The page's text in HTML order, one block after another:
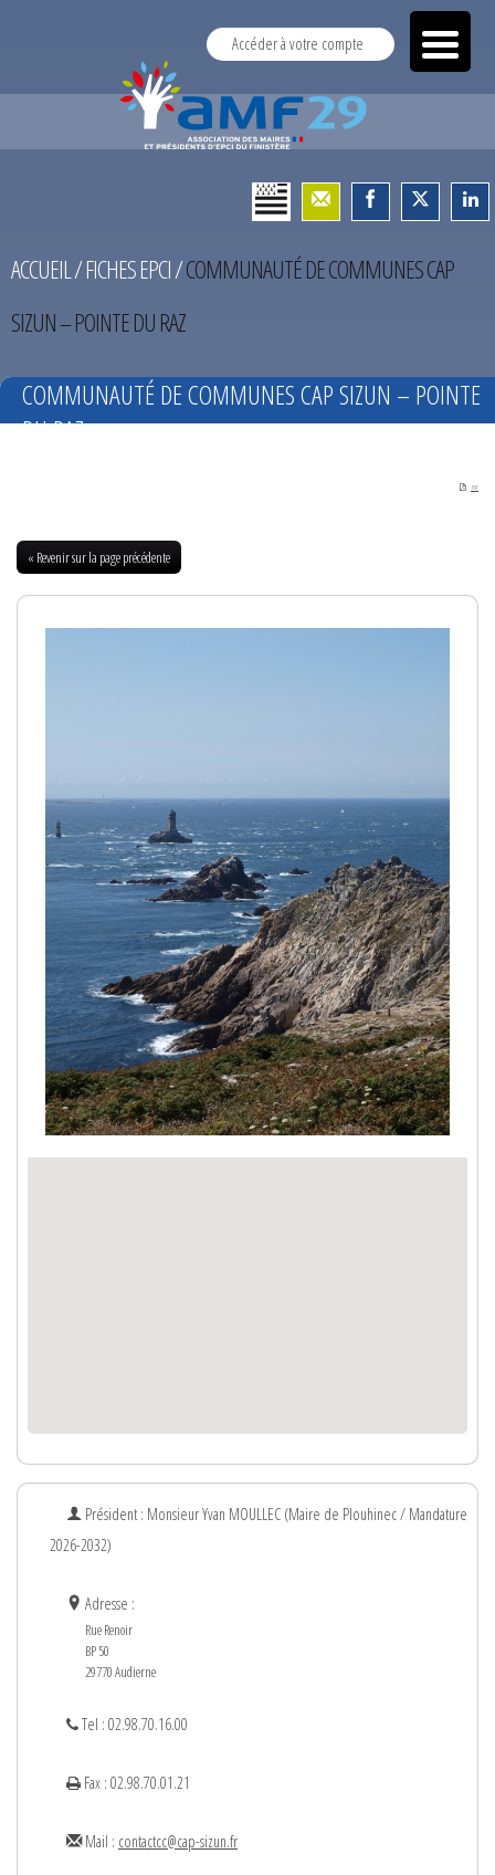
Accéder à votre compte
ACCUEIL/FICHES EPCI/COMMUNAUTÉ DE COMMUNES CAP
SIZUN – POINTE DU RAZ
COMMUNAUTÉ DE COMMUNES CAP SIZUN – POINTE
DU RAZ
PDF
« Revenir sur la page précédente
Président : MonsieurYvan MOULLEC (Maire de Plouhinec / Mandature
2026-2032)
Adresse :
Rue Renoir
BP 50
29770 Audierne
Tel : 02.98.70.16.00
Fax : 02.98.70.01.21
Mail : contactcc@cap-sizun.fr